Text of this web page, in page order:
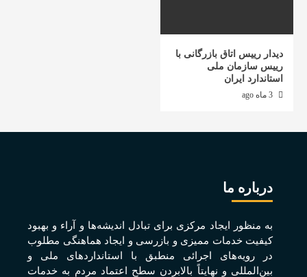
دیدار رییس اتاق بازرگانی با
رییس سازمان ملی
استاندارد ایران
درباره ما
به منظور ايجاد مرکزی برای تبادل انديشه‌ها و آراء و بهبود
کيفيت خدمات مميزی و بازرسی و ايجاد هماهنگی مطلوب
در رويه‌های اجرائی منطبق با استانداردهای ملی و
بين‌المللی و نهايتاً بالابردن سطح اعتماد مردم به خدمات